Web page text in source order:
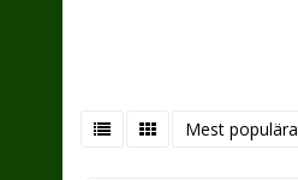
Mest populära